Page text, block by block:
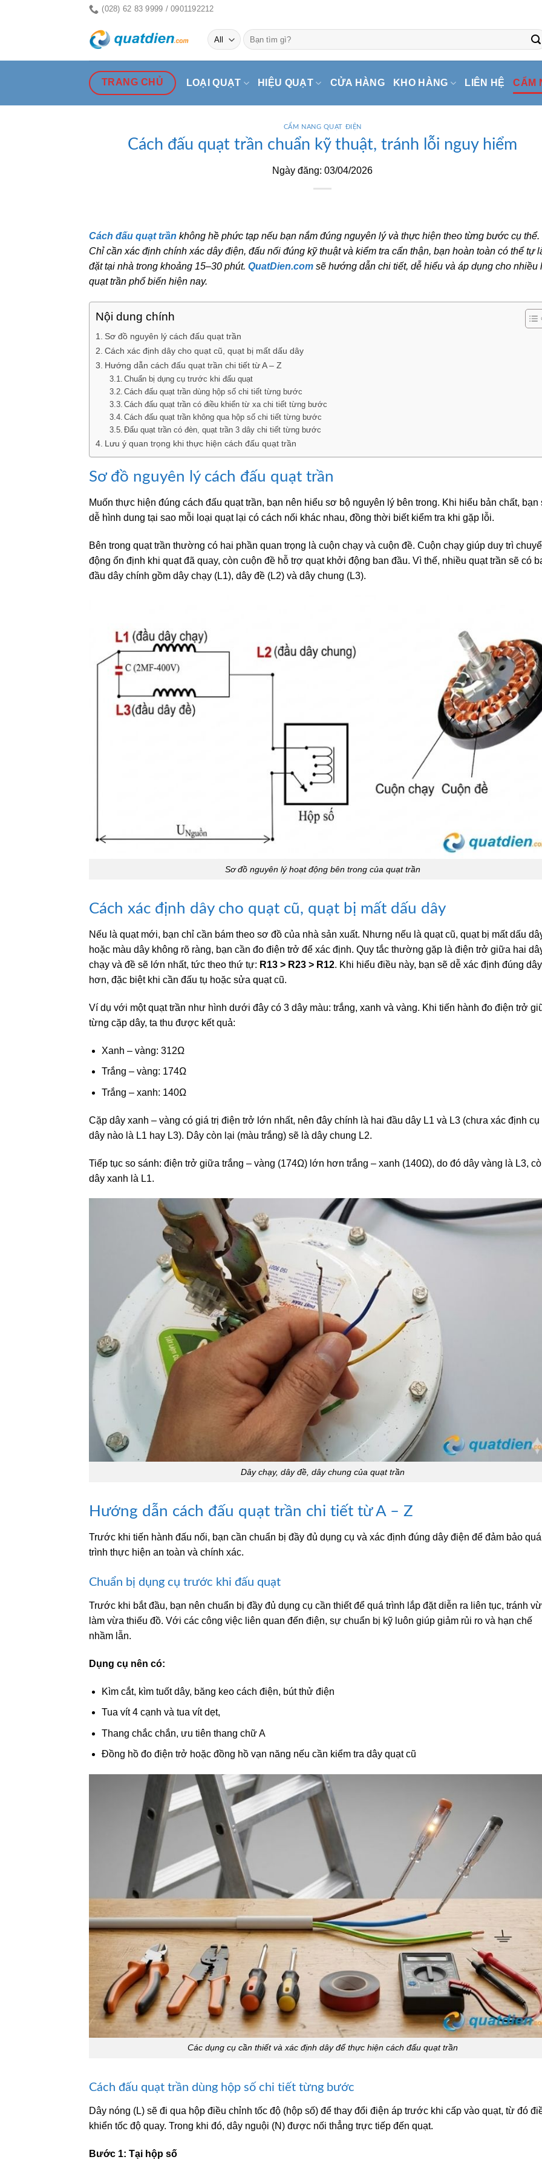
(028) 62 83 9999 / 0901192212
Tìm
kiếm:
TRANG CHỦ LOẠI QUẠT HIỆU QUẠT CỬA HÀNG KHO HÀNG LIÊN HỆ CẨM
CẨM NANG QUẠT ĐIỆN
Cách đấu quạt trần chuẩn kỹ thuật, tránh lỗi nguy hiểm
Ngày đăng: 03/04/2026
Cách đấu quạt trần không hề phức tạp nếu bạn nắm đúng nguyên lý và thực hiện theo từng bước cụ thể.
Chỉ cần xác định chính xác dây điện, đấu nối đúng kỹ thuật và kiểm tra cẩn thận, bạn hoàn toàn có thể tự
đặt tại nhà trong khoảng 15–30 phút. QuatDien.com sẽ hướng dẫn chi tiết, dễ hiểu và áp dụng cho nhiều
quạt trần phổ biến hiện nay.
Nội dung chính
Sơ đồ nguyên lý cách đấu quạt trần
Cách xác định dây cho quạt cũ, quạt bị mất dấu dây
Hướng dẫn cách đấu quạt trần chi tiết từ A – Z
Chuẩn bị dụng cụ trước khi đấu quạt
Cách đấu quạt trần dùng hộp số chi tiết từng bước
Cách đấu quạt trần có điều khiển từ xa chi tiết từng bước
Cách đấu quạt trần không qua hộp số chi tiết từng bước
Đấu quạt trần có đèn, quạt trần 3 dây chi tiết từng bước
Lưu ý quan trọng khi thực hiện cách đấu quạt trần
Sơ đồ nguyên lý cách đấu quạt trần
Muốn thực hiện đúng cách đấu quạt trần, bạn nên hiểu sơ bộ nguyên lý bên trong. Khi hiểu bản chất, bạn
dễ hình dung tại sao mỗi loại quạt lại có cách nối khác nhau, đồng thời biết kiểm tra khi gặp lỗi.
Bên trong quạt trần thường có hai phần quan trọng là cuộn chạy và cuộn đề. Cuộn chạy giúp duy trì
động ổn định khi quạt đã quay, còn cuộn đề hỗ trợ quạt khởi động ban đầu. Vì thế, nhiều quạt trần sẽ có
đầu dây chính gồm dây chạy (L1), dây đề (L2) và dây chung (L3).
Sơ đồ nguyên lý hoạt động bên trong của quạt trần
Cách xác định dây cho quạt cũ, quạt bị mất dấu dây
Nếu là quạt mới, bạn chỉ cần bám theo sơ đồ của nhà sản xuất. Nhưng nếu là quạt cũ, quạt bị mất dấu
hoặc màu dây không rõ ràng, bạn cần đo điện trở để xác định. Quy tắc thường gặp là điện trở giữa hai
chạy và đề sẽ lớn nhất, tức theo thứ tự: R13 > R23 > R12. Khi hiểu điều này, bạn sẽ dễ xác định đúng dây
hơn, đặc biệt khi cần đấu tụ hoặc sửa quạt cũ.
Ví dụ với một quạt trần như hình dưới đây có 3 dây màu: trắng, xanh và vàng. Khi tiến hành đo điện trở
từng cặp dây, ta thu được kết quả:
Xanh – vàng: 312Ω
Trắng – vàng: 174Ω
Trắng – xanh: 140Ω
Cặp dây xanh – vàng có giá trị điện trở lớn nhất, nên đây chính là hai đầu dây L1 và L3 (chưa xác định cụ
dây nào là L1 hay L3). Dây còn lại (màu trắng) sẽ là dây chung L2.
Tiếp tục so sánh: điện trở giữa trắng – vàng (174Ω) lớn hơn trắng – xanh (140Ω), do đó dây vàng là L3,
dây xanh là L1.
Dây chạy, dây đề, dây chung của quạt trần
Hướng dẫn cách đấu quạt trần chi tiết từ A – Z
Trước khi tiến hành đấu nối, bạn cần chuẩn bị đầy đủ dụng cụ và xác định đúng dây điện để đảm bảo quá
trình thực hiện an toàn và chính xác.
Chuẩn bị dụng cụ trước khi đấu quạt
Trước khi bắt đầu, bạn nên chuẩn bị đầy đủ dụng cụ cần thiết để quá trình lắp đặt diễn ra liên tục, tránh
làm vừa thiếu đồ. Với các công việc liên quan đến điện, sự chuẩn bị kỹ luôn giúp giảm rủi ro và hạn chế
nhầm lẫn.
Dụng cụ nên có:
Kìm cắt, kìm tuốt dây, băng keo cách điện, bút thử điện
Tua vít 4 cạnh và tua vít dẹt,
Thang chắc chắn, ưu tiên thang chữ A
Đồng hồ đo điện trở hoặc đồng hồ vạn năng nếu cần kiểm tra dây quạt cũ
Các dụng cụ cần thiết và xác định dây để thực hiện cách đấu quạt trần
Cách đấu quạt trần dùng hộp số chi tiết từng bước
Dây nóng (L) sẽ đi qua hộp điều chỉnh tốc độ (hộp số) để thay đổi điện áp trước khi cấp vào quạt, từ đó
khiển tốc độ quay. Trong khi đó, dây nguội (N) được nối thẳng trực tiếp đến quạt.
Bước 1: Tại hộp số